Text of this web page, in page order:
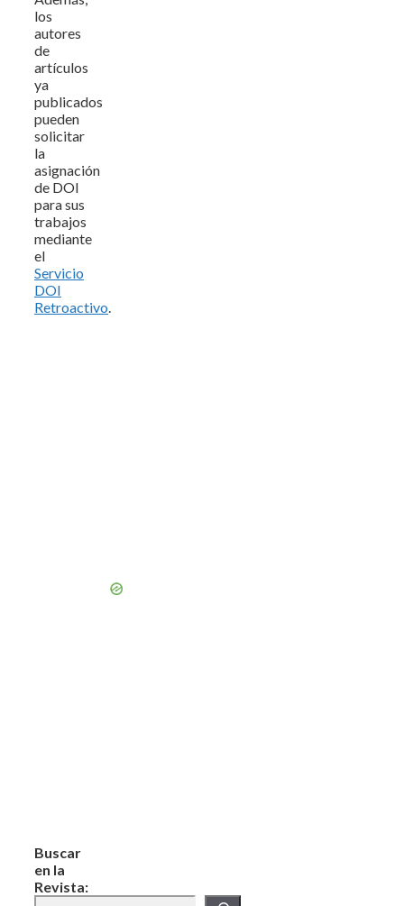
los
autores
de
artículos
ya
publicados
pueden
solicitar
la
asignación
de DOI
para sus
trabajos
mediante
el
Servicio
DOI
Retroactivo.
Buscar
en la
Revista: